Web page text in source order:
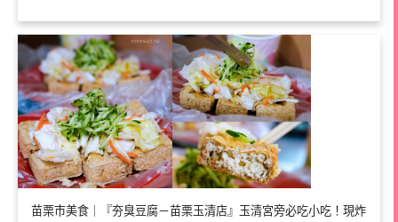
苗栗市美食｜『夯臭豆腐－苗栗玉清店』玉清宮旁必吃小吃！現炸